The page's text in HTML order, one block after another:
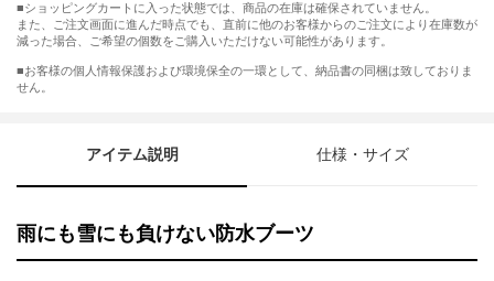
■ショッピングカートに入った状態では、商品の在庫は確保されていません。
また、ご注文画面に進んだ時点でも、直前に他のお客様からのご注文により在庫数が
減った場合、ご希望の個数をご購入いただけない可能性があります。
■お客様の個人情報保護および環境保全の一環として、納品書の同梱は致しておりま
せん。
アイテム説明 仕様・サイズ
雨にも雪にも負けない防水ブーツ